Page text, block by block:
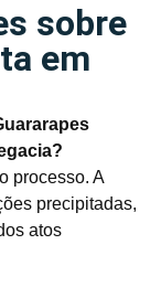
sobre
em
processo. A
precipitadas,
atos